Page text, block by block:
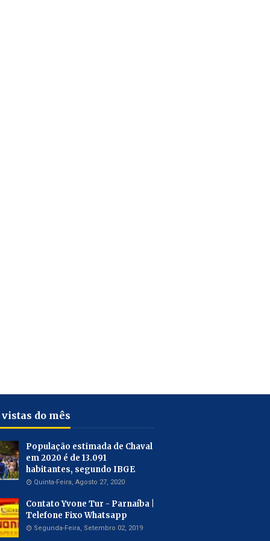
do mês
População estimada de Chaval
em 2020 é de 13.091
habitantes, segundo IBGE
Quinta-Feira, Agosto 27, 2020
Contato Yvone Tur - Parnaíba |
Telefone Fixo Whatsapp
Segunda-Feira, Setembro 02, 2019